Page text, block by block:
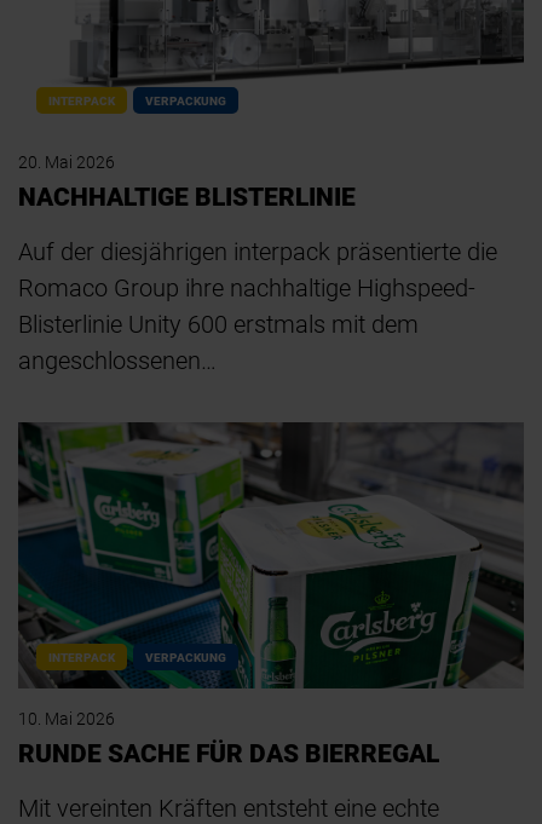
INTERPACK VERPACKUNG
20. Mai 2026
NACHHALTIGE BLISTERLINIE
Auf der diesjährigen interpack präsentierte die
Romaco Group ihre nachhaltige Highspeed-
Blisterlinie Unity 600 erstmals mit dem
angeschlossenen…
INTERPACK VERPACKUNG
10. Mai 2026
RUNDE SACHE FÜR DAS BIERREGAL
Mit vereinten Kräften entsteht eine echte